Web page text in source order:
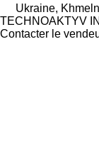
Ukraine,
TECHNOAKTYV
Contacter le